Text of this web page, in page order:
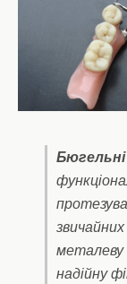
металеву
надійну